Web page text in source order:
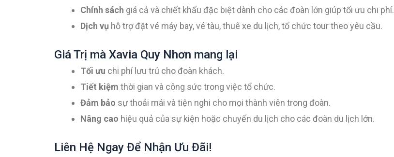
Chính sách giá cả và chiết khấu đặc biệt dành cho các đoàn lớn giúp tối ưu chi phí.
Dịch vụ hỗ trợ đặt vé máy bay, vé tàu, thuê xe du lịch, tổ chức tour theo yêu cầu.
Giá Trị mà Xavia Quy Nhơn mang lại
Tối ưu chi phí lưu trú cho đoàn khách.
Tiết kiệm thời gian và công sức trong việc tổ chức.
Đảm bảo sự thoải mái và tiện nghi cho mọi thành viên trong đoàn.
Nâng cao hiệu quả của sự kiện hoặc chuyến du lịch cho các đoàn du lịch lớn.
Liên Hệ Ngay Để Nhận Ưu Đãi!